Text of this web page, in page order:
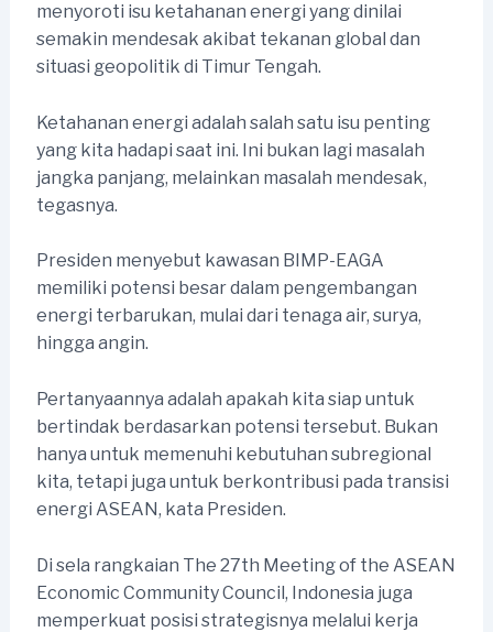
menyoroti isu ketahanan energi yang dinilai
semakin mendesak akibat tekanan global dan
situasi geopolitik di Timur Tengah.
Ketahanan energi adalah salah satu isu penting
yang kita hadapi saat ini. Ini bukan lagi masalah
jangka panjang, melainkan masalah mendesak,
tegasnya.
Presiden menyebut kawasan BIMP-EAGA
memiliki potensi besar dalam pengembangan
energi terbarukan, mulai dari tenaga air, surya,
hingga angin.
Pertanyaannya adalah apakah kita siap untuk
bertindak berdasarkan potensi tersebut. Bukan
hanya untuk memenuhi kebutuhan subregional
kita, tetapi juga untuk berkontribusi pada transisi
energi ASEAN, kata Presiden.
Di sela rangkaian The 27th Meeting of the ASEAN
Economic Community Council, Indonesia juga
memperkuat posisi strategisnya melalui kerja